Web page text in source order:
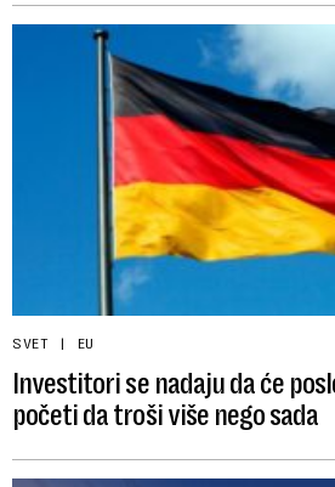
SVET EU
Investitori se nadaju da će
početi da troši više nego sada